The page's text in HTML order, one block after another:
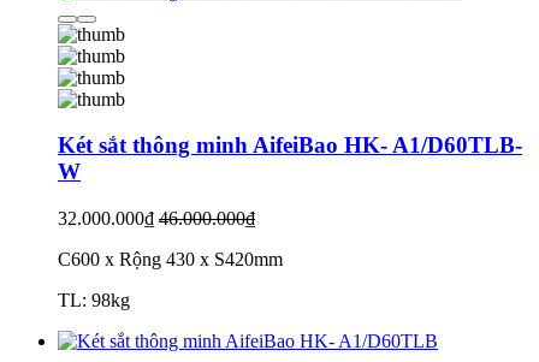
Két sắt thông minh AifeiBao HK- A1/D60TLB-
W
32.000.000₫ 46.000.000₫
C600 x Rộng 430 x S420mm
TL: 98kg